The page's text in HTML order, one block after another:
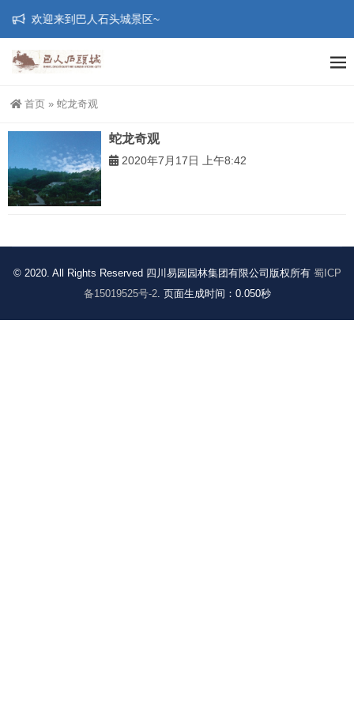
欢迎来到巴人石头城景区~
首页 » 蛇龙奇观
蛇龙奇观
2020年7月17日 上午8:42
© 2020. All Rights Reserved 四川易园园林集团有限公司版权所有 蜀ICP
备15019525号-2. 页面生成时间：0.050秒